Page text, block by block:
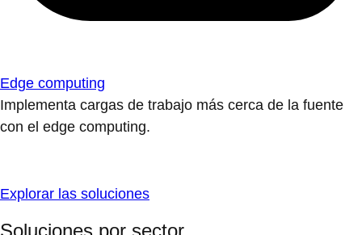
Edge computing
Implementa cargas de trabajo más cerca de la fuente
con el edge computing.
Explorar las soluciones
Soluciones por sector